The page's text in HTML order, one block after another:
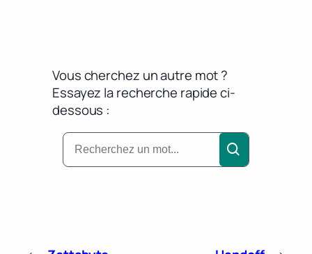
Vous cherchez un autre mot ?
Essayez la recherche rapide ci-
dessous :